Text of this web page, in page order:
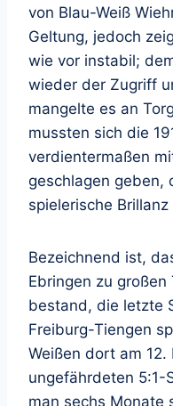
von Blau-Weiß
Geltung, jedoch
wie vor instabil;
wieder der Zugriff
mangelte es an
mussten sich die
verdientermaßen
geschlagen geben,
spielerische
Bezeichnend ist,
Ebringen zu großen
bestand, die letzte
Freiburg-Tiengen
Weißen dort am 12.
ungefährdeten 5:1-
man sechs Monate